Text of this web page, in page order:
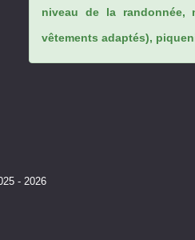
niveau de la randonnée,
vêtements adaptés),
- 2026